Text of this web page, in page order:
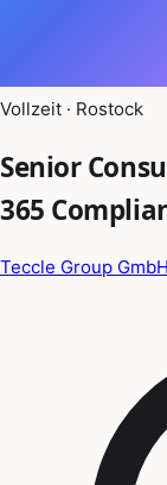
Vollzeit · Rostock
Senior
365
Teccle Group GmbH